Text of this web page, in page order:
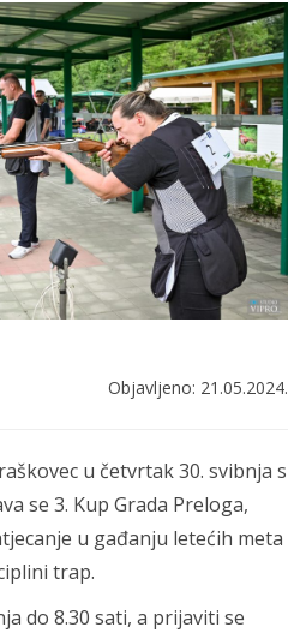
Objavljeno: 21.05.2024.
u četvrtak 30. svibnja s
se 3. Kup Grada Preloga,
u gađanju letećih meta
trap.
do 8.30 sati, a prijaviti se